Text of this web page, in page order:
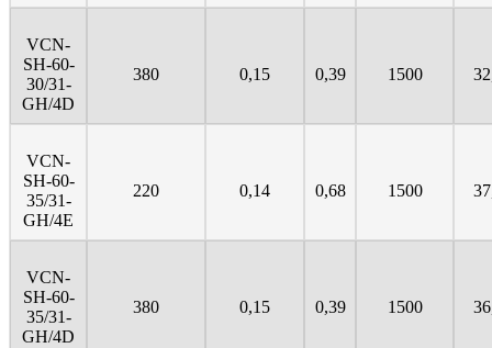
VCN-
SH-60-
30/31-
GH/4D
380 0,15 0,39 1500
VCN-
SH-60-
35/31-
GH/4E
220 0,14 0,68 1500
VCN-
SH-60-
35/31-
GH/4D
380 0,15 0,39 1500